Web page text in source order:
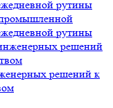
рутины
решений к